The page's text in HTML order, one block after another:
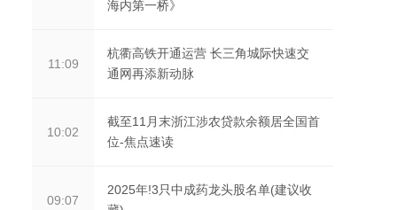
海内第一桥》
11:09
杭衢高铁开通运营 长三角城际快速交
通网再添新动脉
10:02
截至11月末浙江涉农贷款余额居全国首
位-焦点速读
09:07
2025年!3只中成药龙头股名单(建议收